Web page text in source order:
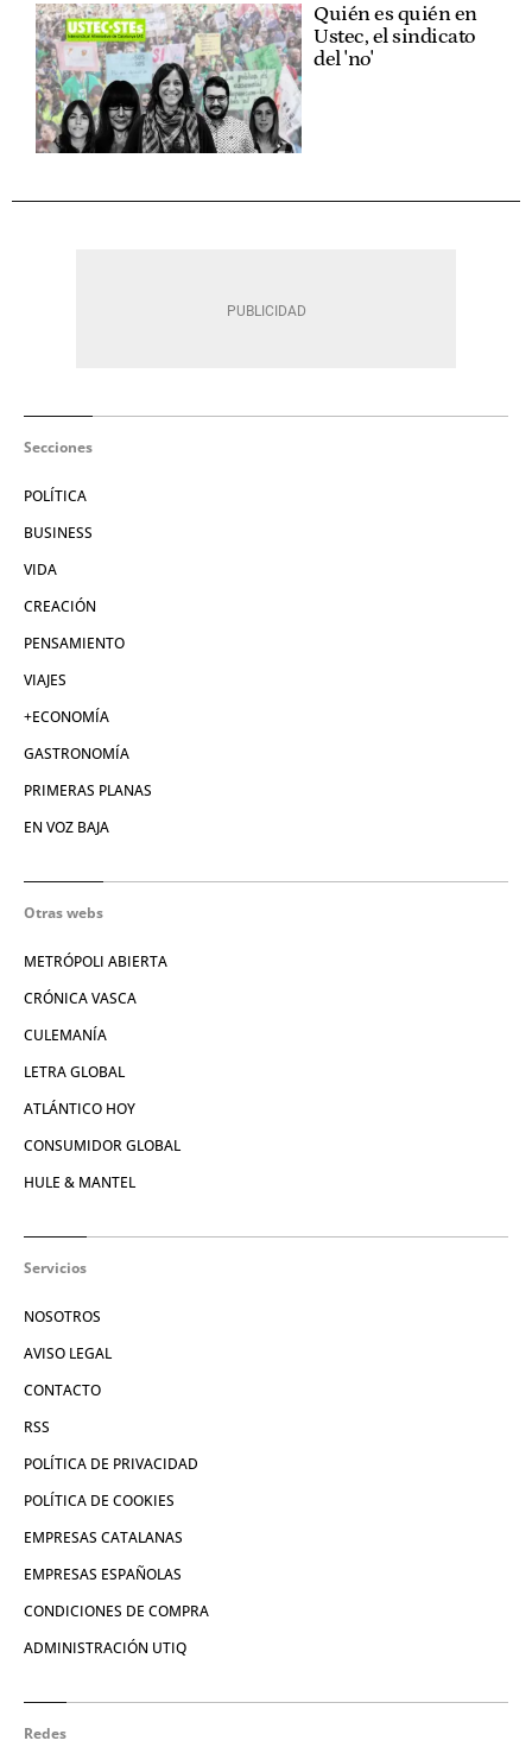
Quién es quién en
Ustec, el sindicato
del 'no'
Secciones
POLÍTICA
BUSINESS
VIDA
CREACIÓN
PENSAMIENTO
VIAJES
+ECONOMÍA
GASTRONOMÍA
PRIMERAS PLANAS
EN VOZ BAJA
Otras webs
METRÓPOLI ABIERTA
CRÓNICA VASCA
CULEMANÍA
LETRA GLOBAL
ATLÁNTICO HOY
CONSUMIDOR GLOBAL
HULE & MANTEL
Servicios
NOSOTROS
AVISO LEGAL
CONTACTO
RSS
POLÍTICA DE PRIVACIDAD
POLÍTICA DE COOKIES
EMPRESAS CATALANAS
EMPRESAS ESPAÑOLAS
CONDICIONES DE COMPRA
ADMINISTRACIÓN UTIQ
Redes